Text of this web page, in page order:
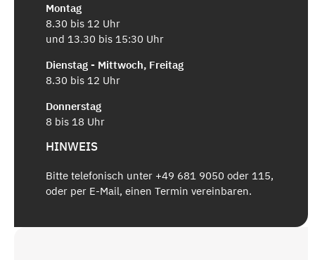
Montag
8.30 bis 12 Uhr
und 13.30 bis 15:30 Uhr
Dienstag - Mittwoch, Freitag
8.30 bis 12 Uhr
Donnerstag
8 bis 18 Uhr
HINWEIS
Bitte telefonisch unter +49 681 9050 oder 115,
oder per E-Mail, einen Termin vereinbaren.